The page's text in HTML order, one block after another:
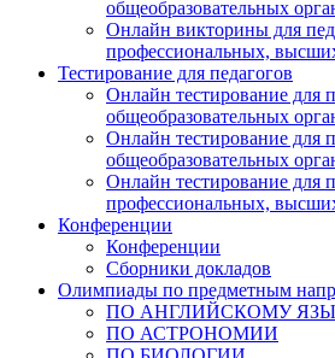
общеобразовательных
Онлайн викторины для
профессиональных,
Тестирование для педагогов
Онлайн тестирование для
общеобразовательных
Онлайн тестирование для
общеобразовательных
Онлайн тестирование для
профессиональных,
Конференции
Конференции
Сборники докладов
Олимпиады по предметным
ПО АНГЛИЙСКОМУ
ПО АСТРОНОМИИ